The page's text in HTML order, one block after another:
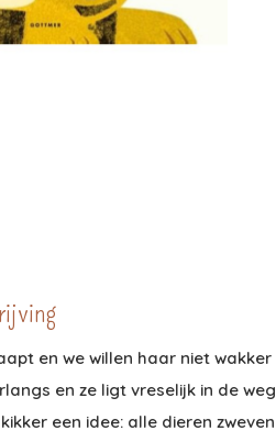
en we willen haar niet
en ze ligt vreselijk in de
een idee: alle dieren